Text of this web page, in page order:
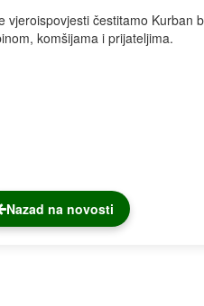
čestitamo Kurban
komšijama i prijateljima.
Nazad na novosti